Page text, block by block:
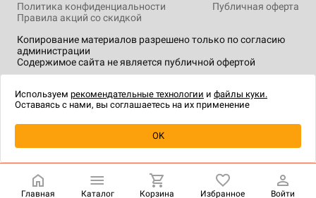
Купить| 19 990 ₽
Копирование материалов разрешено только по согласию
администрации
Содержимое сайта не является публичной офертой
Политика конфиденциальности
Публичная оферта
Правила акций со скидкой
технологии.
Главная Каталог Корзина Избранное Войти
Используем рекомендательные технологии и файлы куки.
Оставаясь с нами, вы соглашаетесь на их применение
OK